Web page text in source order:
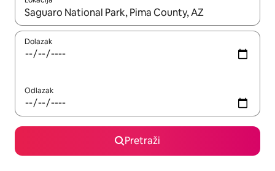
Kada budu dostupni rezultati, moći ćete ih pregledati
Dolazak
Odlazak
Pretraži